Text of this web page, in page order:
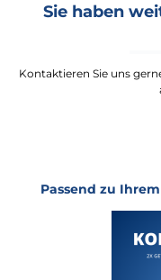
Sie haben
Kontaktieren Sie uns
Produktgalerie
Passend zu